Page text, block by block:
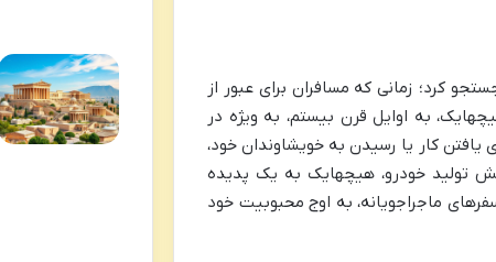
کرد؛ زمانی که مسافران برای عبور از
به اوایل قرن بیستم، به ویژه در
یافتن کار یا رسیدن به خویشاوندان خود،
تولید خودرو، هیچهایک به یک پدیده
هیپی ها و سفرهای ماجراجویانه، به اوج محبوبیت خود